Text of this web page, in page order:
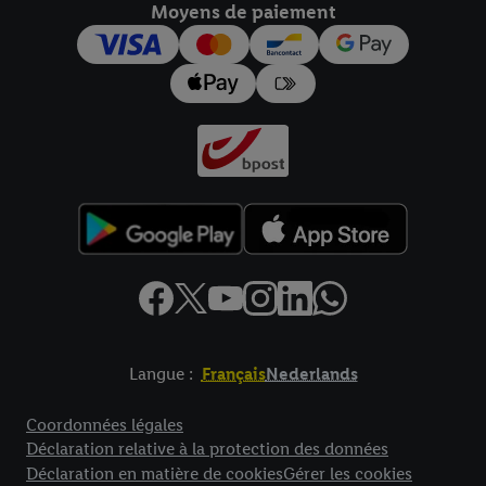
Moyens de paiement
Langue : FrançaisNederlands
Coordonnées légales
Déclaration relative à la protection des données
Déclaration en matière de cookiesGérer les cookies
pour l’avenir dans notredéclaration relative à la protection des
données
Vous trouverez les impressions ici.